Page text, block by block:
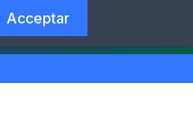
Acceptar